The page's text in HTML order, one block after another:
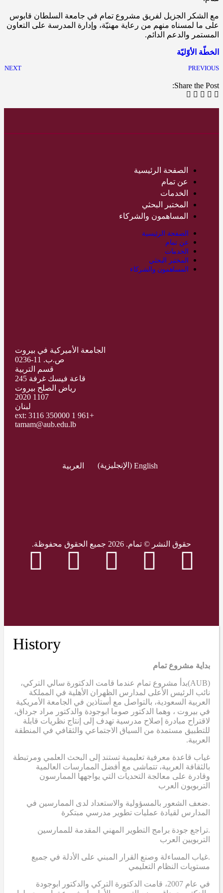
مع الشكر الجزيل لفريق مشروع تمام في جامعة السلطان قابوس
على ما لمسناه منهم من رعاية مهنيّة، وإدارة المدرسة على التعاون
المستمر والدعم الدائم.
الخطّة الأوّليّة
PREVIOUS
NEXT
Share the Post:
الصفحة الرئيسية
عن تمام
الخدمات
المختبر البحثي
المساهمون والشركاء
الصفحة الرئيسية
عن تمام
الخدمات
المختبر البحثي
المساهمون والشركاء
الجامعة الأميركية في بيروت
ص.ب. 11-0236
قسم التربية
قاعة فيسك غرفة 245
رياض الصلح بيروت
1107 2020
لبنان
+961 1 350000 ext: 3116
tamam@aub.edu.lb
English
( الإنجليزية) العربية
حقوق النشر © تمام. 2026 جميع الحقوق محفوظة.
History
بداية مشروع تمام
(AUB)
بدأ مشروع تمام عندما قامت الدكتورة سالي التركي،
نائب الرئيس الأعلى لمدارس الظهران الأهلية في المملكة
العربية السعودية، بالتواصل مع أستاذين في الجامعة الأمريكية
في بيروت ، وهما الدكتور صوما ابوجودة والدكتور مراد جرداق،
لاقتراح مبادرة إصلاح مدرسية تهدف إلى إنتاج نظريات قابلة
للتطبيق مستمدة من السياق الاجتماعي والثقافي في المنطقة
العربية.
غياب قاعدة معرفية تعليمية تستند إلى البحث العلمي ومرتبطة
بالثقافة العربية، تتماشى مع أفضل الممارسات العالمية
وقادرة على معالجة التحديات التي يواجهها الممارسون
التربويون العرب
.ضعف الشعور بالمسؤولية والاستعداد لدى الممارسين في
المدارس لقيادة عمليات تطوير مدرسي مبتكرة
.تراجع جودة برامج التطوير المهني المقدمة للممارسين
التربويين العرب
.غياب المساءلة وصنع القرار المبني على الأدلة في جميع
مستويات النظام التعليمي
في عام 2007، قامت الدكتورة التركي والدكتور ابوجودة